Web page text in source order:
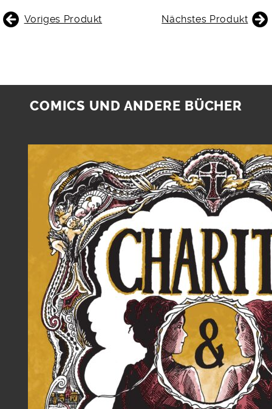
BEITRAGSNAVIGATION
Voriges Produkt Nächstes Produkt
COMICS UND ANDERE BÜCHER